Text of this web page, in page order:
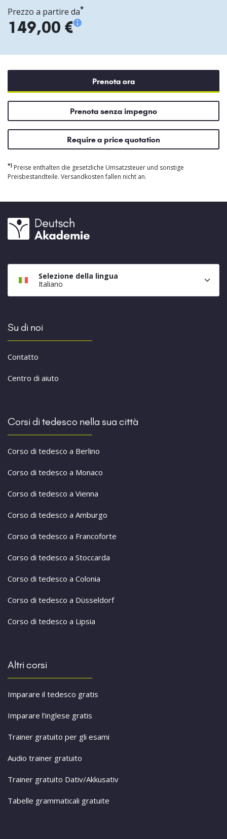
Prezzo a partire da*
149,00 €
Prenota ora
Prenota senza impegno
Require a price quotation
*) Preise enthalten die gesetzliche Umsatzsteuer und sonstige
Preisbestandteile. Versandkosten fallen nicht an.
Selezione della lingua
Italiano
Su di noi
Contatto
Centro di aiuto
Corsi di tedesco nella sua città
Corso di tedesco a Berlino
Corso di tedesco a Monaco
Corso di tedesco a Vienna
Corso di tedesco a Amburgo
Corso di tedesco a Francoforte
Corso di tedesco a Stoccarda
Corso di tedesco a Colonia
Corso di tedesco a Düsseldorf
Corso di tedesco a Lipsia
Altri corsi
Imparare il tedesco gratis
Imparare l’inglese gratis
Trainer gratuito per gli esami
Audio trainer gratuito
Trainer gratuito Dativ/Akkusativ
Tabelle grammaticali gratuite